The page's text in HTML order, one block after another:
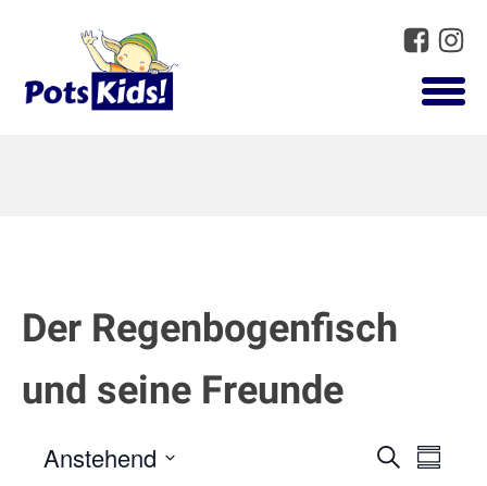
Der Regenbogenfisch
und seine Freunde
Suche
Anstehend